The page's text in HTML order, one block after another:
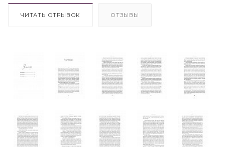
ЧИТАТЬ ОТРЫВОК ОТЗЫВЫ